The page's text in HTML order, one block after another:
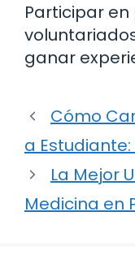
Participar
ganar
Cómo
a
La Mejor
Medicina en